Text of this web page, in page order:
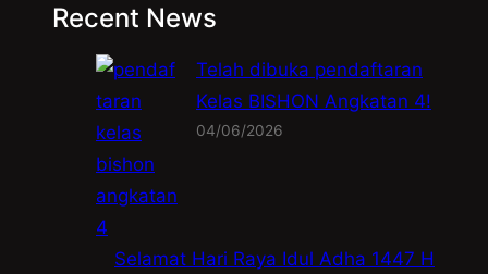
Recent News
Telah dibuka pendaftaran
Kelas BISHON Angkatan 4!
04/06/2026
Selamat Hari Raya Idul Adha 1447 H